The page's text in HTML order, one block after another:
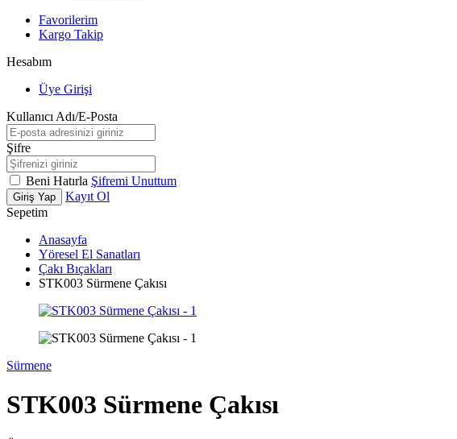
Favorilerim
Kargo Takip
Hesabım
Üye Girişi
Kullanıcı Adı/E-Posta
Şifre
Beni Hatırla Şifremi Unuttum
Giriş Yap
Kayıt Ol
Sepetim
Anasayfa
Yöresel El Sanatları
Çakı Bıçakları
STK003 Sürmene Çakısı
Sürmene
STK003 Sürmene Çakısı